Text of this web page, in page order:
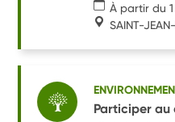
À partir du
SAINT-
Participer